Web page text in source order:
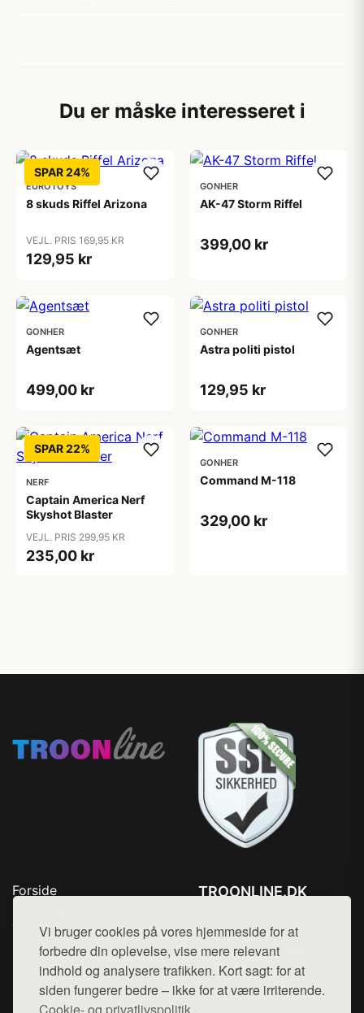
Vi bruger cookies på vores hjemmeside for at
forbedre din oplevelse, vise mere relevant
indhold og analysere trafikken. Kort sagt: for at
siden fungerer bedre – ikke for at være irriterende.
Du er måske interesseret i
SPAR 24%
EUROTOYS
8 skuds Riffel Arizona
VEJL. PRIS 169,95 KR
129,95 kr
GONHER
AK-47 Storm Riffel
399,00 kr
GONHER
Agentsæt
499,00 kr
GONHER
Astra politi pistol
129,95 kr
SPAR 22%
NERF
Captain America Nerf
Skyshot Blaster
VEJL. PRIS 299,95 KR
235,00 kr
GONHER
Command M-118
329,00 kr
Forside
Top Rabatter
Blog
Kontakt
TROONLINE.DK
Mail: hej@want.dk
Cookie- og privatlivspolitik